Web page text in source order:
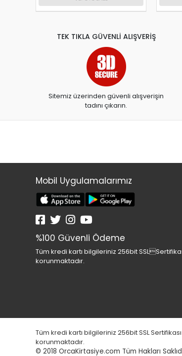
TEK TIKLA GÜVENLİ ALIŞVERİŞ
Sitemiz üzerinden güvenli alışverişin
tadını çıkarın.
Mobil Uygulamalarımız
%100 Güvenli Ödeme
Tüm kredi kartı bilgileriniz 256bit
korunmaktadır.
Tüm kredi kartı bilgileriniz 256bit SSL
korunmaktadır.
© 2018 OrcaKirtasiye.com Tüm Hakları